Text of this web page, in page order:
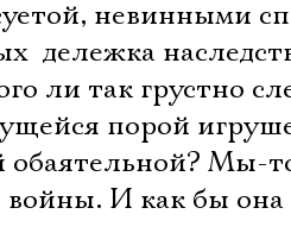
невинными
 дележка
ли так грустно
порой
обаятельной? Мы-
войны. И как бы